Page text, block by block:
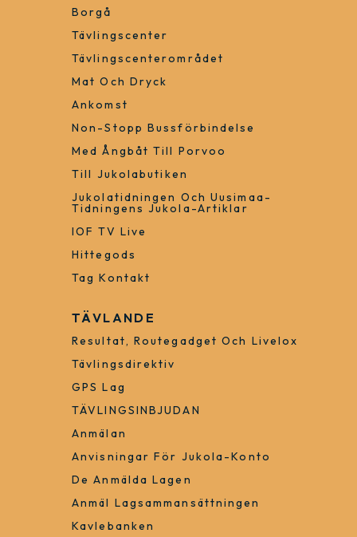
Borgå
Tävlingscenter
Tävlingscenterområdet
Mat Och Dryck
Ankomst
Non-Stopp Bussförbindelse
Med Ångbåt Till Porvoo
Till Jukolabutiken
Jukolatidningen Och Uusimaa-
Tidningens Jukola-Artiklar
IOF TV Live
Hittegods
Tag Kontakt
TÄVLANDE
Resultat, Routegadget Och Livelox
Tävlingsdirektiv
GPS Lag
TÄVLINGSINBJUDAN
Anmälan
Anvisningar För Jukola-Konto
De Anmälda Lagen
Anmäl Lagsammansättningen
Kavlebanken